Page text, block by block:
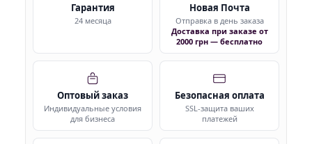
Гарантия
24 месяца
Новая Почта
Отправка в день заказа
Доставка при заказе от
2000 грн — бесплатно
Оптовый заказ
Индивидуальные условия
для бизнеса
Безопасная оплата
SSL-защита ваших
платежей